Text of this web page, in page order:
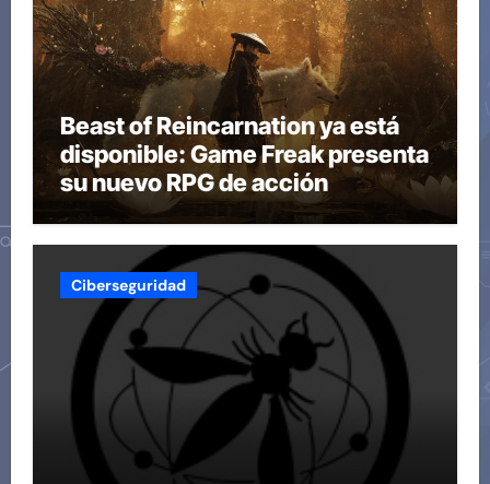
Beast of Reincarnation ya está
disponible: Game Freak presenta
su nuevo RPG de acción
Ciberseguridad